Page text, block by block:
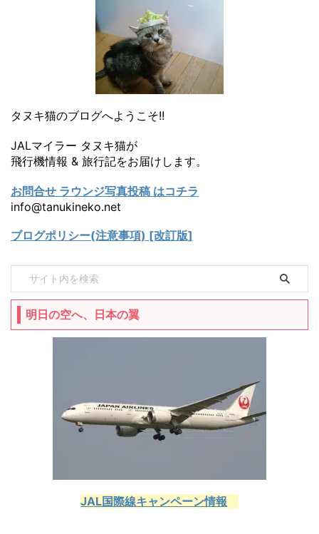
タヌキ猫のブログへようこそ!!
JALマイラー タヌキ猫が
飛行機情報 & 旅行記をお届けします。
お問合せ ラウンジ写真投稿 はコチラ
info@tanukineko.net
ブログポリシー(注意事項) [改訂版]
明日の空へ、日本の翼
JAL国際線キャンペーン情報